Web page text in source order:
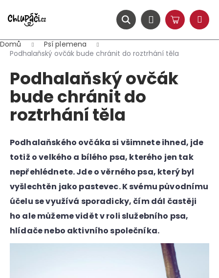
obsah
HledatPřihlášení
Nákupní
košík
Menu
Domů
Psí plemena
Podhalaňský ovčák bude chránit do roztrhání těla
Podhalaňský ovčák
bude chránit do
roztrhání těla
Podhalaňského ovčáka si všimnete ihned, jde
totiž o velkého a bílého psa, kterého jen tak
nepřehlédnete. Jde o věrného psa, který byl
vyšlechtěn jako pastevec. K svému původnímu
účelu se využívá sporadicky, čím dál častěji
ho ale můžeme vidět v roli služebního psa,
hlídače nebo aktivního společníka.
í
ZPĚT
ZPĚT
C
p
o
t
ř
b
u
j
e
t
e
n
a
j